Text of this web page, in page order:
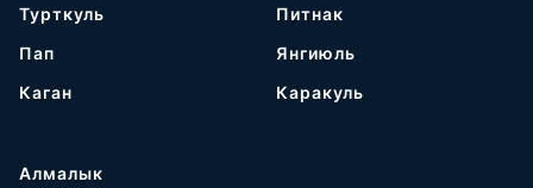
Турткуль
Пап
Каган
Питнак
Янгиюль
Каракуль
Алмалык